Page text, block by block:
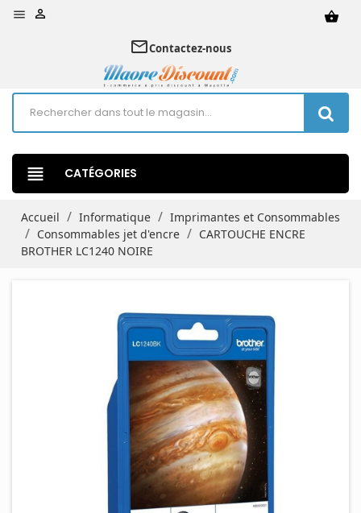
 shopping_basket

mail_outlineContactez-nous
view_headline CATÉGORIES
Accueil Informatique
Imprimantes et Consommables
Consommables jet d'encre
CARTOUCHE ENCRE
BROTHER LC1240 NOIRE